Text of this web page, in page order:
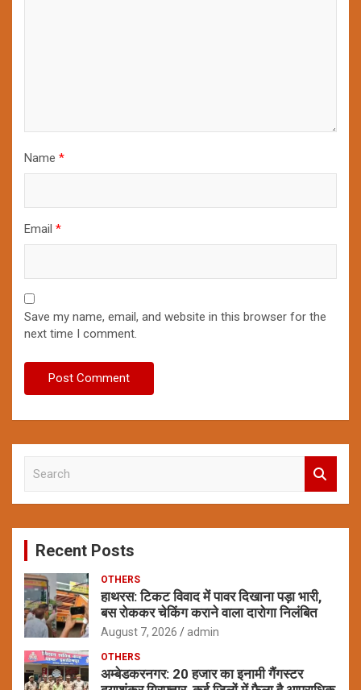
Name *
Email *
Save my name, email, and website in this browser for the
next time I comment.
c
Recent Posts
OTHERS
हाथरस: टिकट विवाद में पावर दिखाना पड़ा भारी,
बस रोककर चेकिंग कराने वाला दारोगा निलंबित
August 7, 2026 admin
OTHERS
अम्बेडकरनगर: 20 हजार का इनामी गैंगस्टर